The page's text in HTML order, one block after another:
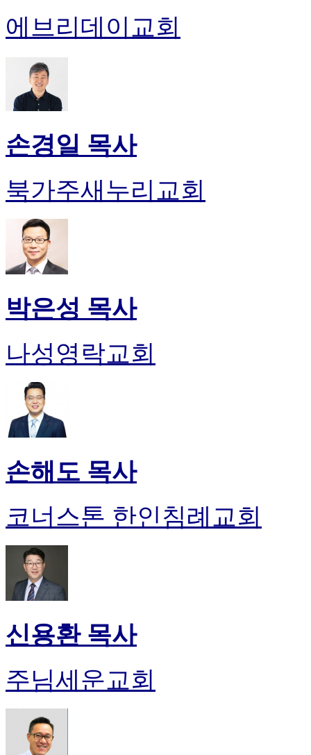
에브리데이교회
손경일 목사
북가주새누리교회
박은성 목사
나성영락교회
손해도 목사
코너스톤 한인침례교회
신용환 목사
주님세운교회